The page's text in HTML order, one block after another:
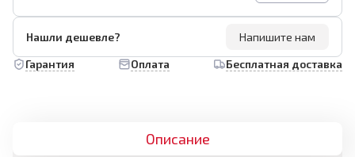
Нашли дешевле?
Напишите нам
Гарантия
Оплата Бесплатная доставка
Описание